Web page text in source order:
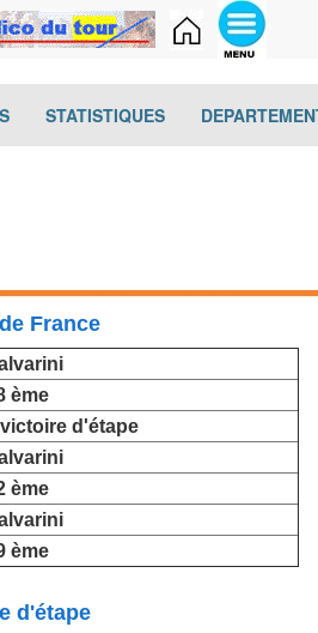
(current)STATISTIQUES(current)
France
ème
d'étape
ème
ème
d'étape